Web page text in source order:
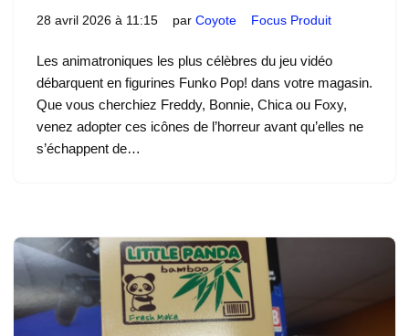
28 avril 2026 à 11:15 par Coyote Focus Produit
Les animatroniques les plus célèbres du jeu vidéo
débarquent en figurines Funko Pop! dans votre magasin.
Que vous cherchiez Freddy, Bonnie, Chica ou Foxy,
venez adopter ces icônes de l’horreur avant qu’elles ne
s’échappent de…